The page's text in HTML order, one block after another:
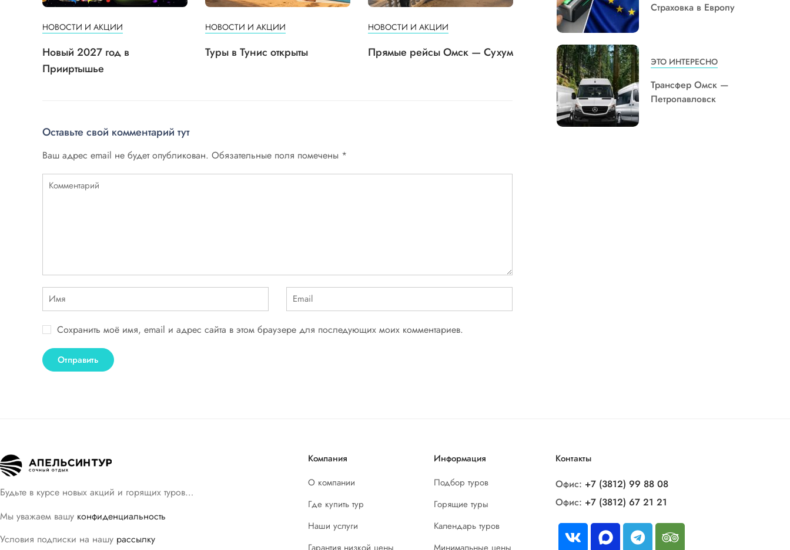
НОВОСТИ И АКЦИИ
Новый 2027 год в
Прииртышье
НОВОСТИ И АКЦИИ
Туры в Тунис открыты
НОВОСТИ И АКЦИИ
Прямые рейсы Омск — Сухум
Оставьте свой комментарий тут
Ваш адрес email не будет опубликован. Обязательные поля помечены *
Сохранить моё имя, email и адрес сайта в этом браузере для последующих моих комментариев.
Страховка в Европу
ЭТО ИНТЕРЕСНО
Трансфер Омск —
Петропавловск
Будьте в курсе новых акций и горящих туров…
Мы уважаем вашу конфиденциальность
Условия подписки на нашу рассылку
Компания
О компании
Где купить тур
Наши услуги
Гарантия низкой цены
Информация
Подбор туров
Горящие туры
Календарь туров
Минимальные цены
Контакты
Офис: +7 (3812) 99 88 08
Офис: +7 (3812) 67 21 21